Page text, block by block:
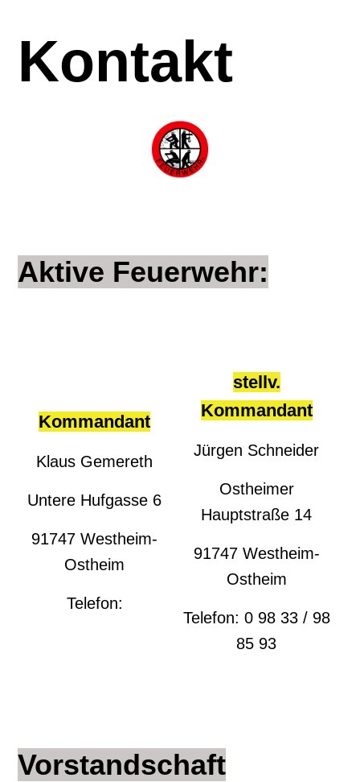
Kontakt
Aktive Feuerwehr:
Kommandant
Klaus Gemereth
Untere Hufgasse 6
91747 Westheim-
Ostheim
Telefon:
stellv.
Kommandant
Jürgen Schneider
Ostheimer
Hauptstraße 14
91747 Westheim-
Ostheim
Telefon: 0 98 33 / 98
85 93
Vorstandschaft